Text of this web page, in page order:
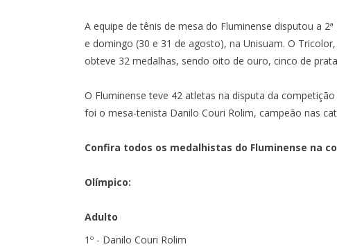
A equipe de tênis de mesa do Fluminense disputou a
e domingo (30 e 31 de agosto), na Unisuam. O
obteve 32 medalhas, sendo oito de ouro, cinco de
O Fluminense teve 42 atletas na disputa da
foi o mesa-tenista Danilo Couri Rolim, campeão nas
Confira todos os medalhistas do Fluminense na
Olímpico:
Adulto
1º - Danilo Couri Rolim
OITAVAS DE FINAL - IDA -SÁB, 1/8, 17:30 -
MARACANÃ